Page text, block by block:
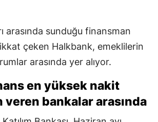
arasında sunduğu finansman
çeken Halkbank, emeklilerin
arasında yer alıyor.
en yüksek nakit
veren bankalar arasında